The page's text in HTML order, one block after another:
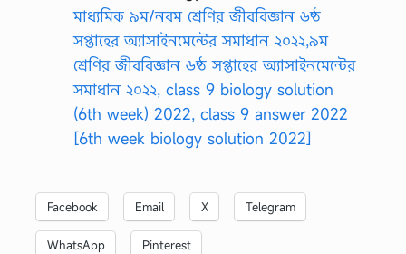
মাধ্যমিক ৯ম/নবম শ্রেণির জীববিজ্ঞান ৬ষ্ঠ
সপ্তাহের অ্যাসাইনমেন্টের সমাধান ২০২২,৯ম
শ্রেণির জীববিজ্ঞান ৬ষ্ঠ সপ্তাহের অ্যাসাইনমেন্টের
সমাধান ২০২২, class 9 biology solution
(6th week) 2022, class 9 answer 2022
[6th week biology solution 2022]
Facebook Email X Telegram
WhatsApp Pinterest